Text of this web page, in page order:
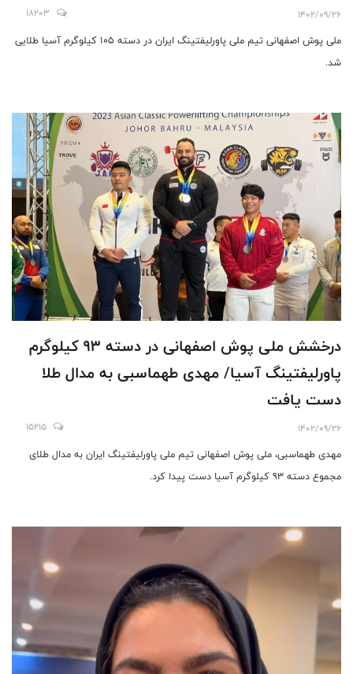
1402/09/26
18203
ملی پوش اصفهانی تیم ملی پاورلیفتینگ ایران در دسته 105 کیلوگرم آسیا طلایی
شد.
درخشش ملی پوش اصفهانی در دسته 93 کیلوگرم
پاورلیفتینگ آسیا/ مهدی طهماسبی به مدال طلا
دست یافت
1402/09/26
15215
مهدی طهماسبی، ملی پوش اصفهانی تیم ملی پاورلیفتینگ ایران به مدال طلای
مجموع دسته 93 کیلوگرم آسیا دست پیدا کرد.